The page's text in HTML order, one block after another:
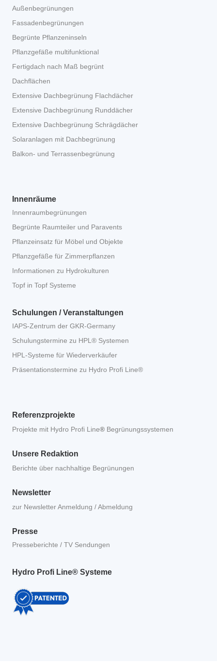
Außenbegrünungen
Fassadenbegrünungen
Begrünte Pflanzeninseln
Pflanzgefäße multifunktional
Fertigdach nach Maß begrünt
Dachflächen
Extensive Dachbegrünung Flachdächer
Extensive Dachbegrünung Runddächer
Extensive Dachbegrünung Schrägdächer
Solaranlagen mit Dachbegrünung
Balkon- und Terrassenbegrünung
Innenräume
Innenraumbegrünungen
Begrünte Raumteiler und Paravents
Pflanzeinsatz für Möbel und Objekte
Pflanzgefäße für Zimmerpflanzen
Informationen zu Hydrokulturen
Topf in Topf Systeme
Schulungen / Veranstaltungen
IAPS-Zentrum der GKR-Germany
Schulungstermine zu HPL® Systemen
HPL-Systeme für Wiederverkäufer
Präsentationstermine zu Hydro Profi Line®
Referenzprojekte
Projekte mit Hydro Profi Line® Begrünungssystemen
Unsere Redaktion
Berichte über nachhaltige Begrünungen
Newsletter
zur Newsletter Anmeldung / Abmeldung
Presse
Presseberichte / TV Sendungen
Hydro Profi Line® Systeme